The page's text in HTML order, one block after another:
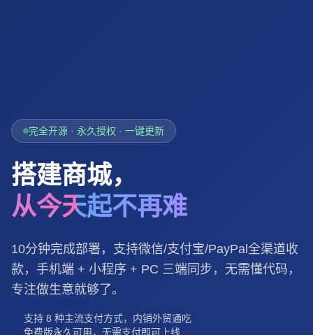
完全开源 · 永久授权 · 一键更新
搭建商城，
从今天起不再难
10分钟完成部署，支持微信/支付宝/PayPal全渠道收
款，手机端 + 小程序 + PC 三端同步，无需懂代码，
专注做生意就够了。
支持 8 种主流支付方式，内销外贸通吃
免费版永久可用，无需支付即可上线